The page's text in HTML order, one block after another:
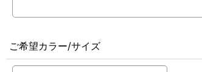
ご希望カラー/サイズ